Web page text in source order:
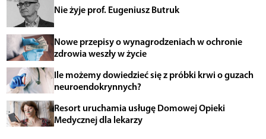
Nie żyje prof. Eugeniusz Butruk
Nowe przepisy o wynagrodzeniach w ochronie
zdrowia weszły w życie
Ile możemy dowiedzieć się z próbki krwi o guzach
neuroendokrynnych?
Resort uruchamia usługę Domowej Opieki
Medycznej dla lekarzy